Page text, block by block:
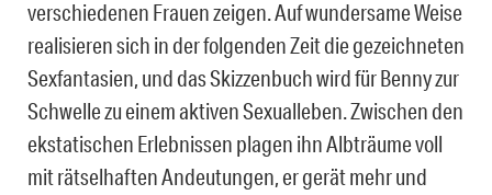
verschiedenen Frauen zeigen. Auf wundersame Weise
realisieren sich in der folgenden Zeit die gezeichneten
Sexfantasien, und das Skizzenbuch wird für Benny zur
Schwelle zu einem aktiven Sexualleben. Zwischen den
ekstatischen Erlebnissen plagen ihn Albträume voll
mit rätselhaften Andeutungen, er gerät mehr und